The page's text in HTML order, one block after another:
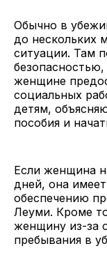
Обычно в
до нескольких
ситуации. Там
женщине
социальных
детям,
пособия и
Если женщина
дней, она
обеспечению
Леуми. Кроме
женщину из-за
пребывания в